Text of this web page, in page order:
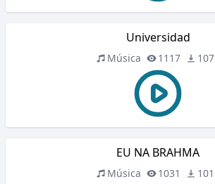
Universidad
Música 1117 107
EU NA BRAHMA
Música 1031 101